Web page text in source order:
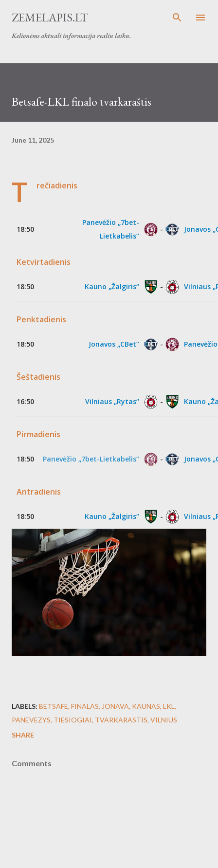
Skip to main content
ZEMELAPIS.LT
Kelionėms aktuali informacija realiu laiku.
Betsafe-LKL finalo tvarkaraštis
June 11, 2025
T rečiadienis
18:50
Panevėžio „7bet-
Lietkabelis“
- Jonavos
Ketvirtadienis
18:50 Kauno „Žalgiris“ - Vilniaus
Penktadienis
18:50 Jonavos „CBet“ -
Šeštadienis
16:50 Vilniaus „Rytas“ - Kauno
Pirmadienis
18:50 Panevėžio „7bet-Lietkabelis“ - Jonavos
Antradienis
18:50 Kauno „Žalgiris“ - Vilniaus
LABELS: BETSAFE FINALAS JONAVA KAUNAS LKL
PANEVEZYS TIESIOGIAI TVARKARASTIS VILNIUS
SHARE
Comments